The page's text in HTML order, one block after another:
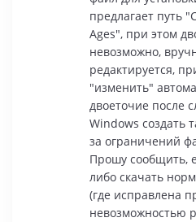
предлагает путь
Ages", при этом
невозможно,
редактируется,
"изменить"
двоеточие после
Windows создать
за ограничений
Прошу сообщить,
либо скачать
(где исправлена
невозможностью